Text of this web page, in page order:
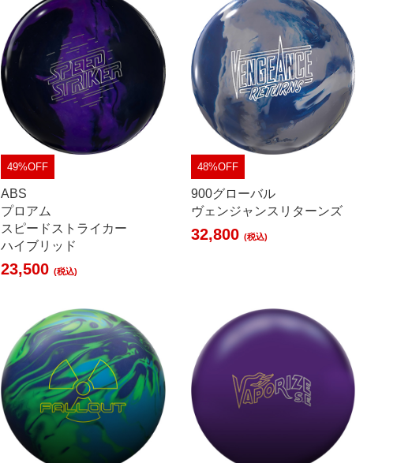
49%OFF
ABS
プロアム
スピードストライカー
ハイブリッド
23,500 (税込)
48%OFF
900グローバル
ヴェンジャンスリターンズ
32,800 (税込)